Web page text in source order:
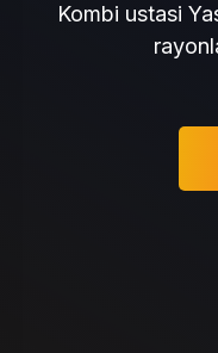
Kombi ustasi